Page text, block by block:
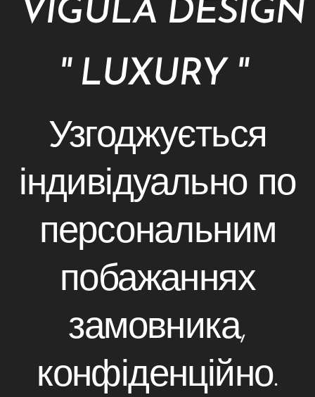
VIGULA DESIGN
'' LUXURY ''
Узгоджується
індивідуально по
персональним
побажаннях
замовника,
конфіденційно.